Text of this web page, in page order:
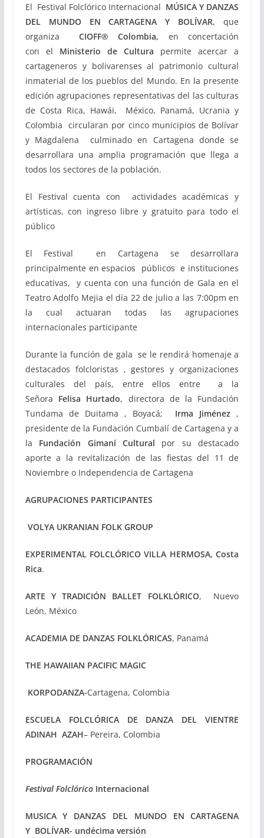
El Festival Folclórico Internacional MÚSICA Y DANZAS
DEL MUNDO EN CARTAGENA Y BOLÍVAR, que
organiza
CIOFF® Colombia, en concertación
con
el Ministerio de Cultura permite acercar a
cartageneros y bolivarenses al patrimonio cultural
inmaterial de los pueblos del Mundo. En la presente
edición agrupaciones representativas del las culturas
de Costa Rica, Hawái, México, Panamá, Ucrania y
Colombia circularan por cinco municipios de Bolívar
y Magdalena culminado en Cartagena donde se
desarrollara una amplia programación que llega a
todos los sectores de la población.
El Festival cuenta con actividades académicas y
artísticas, con ingreso libre y gratuito para todo el
público
El Festival en Cartagena se desarrollara
principalmente en espacios públicos e instituciones
educativas, y cuenta con una función de Gala en el
Teatro Adolfo Mejia el día 22 de julio a las 7:00pm en
la cual actuaran todas las agrupaciones
internacionales participante
Durante la función de gala se le rendirá homenaje a
destacados folcloristas , gestores y organizaciones
culturales del país, entre ellos entre a la
Señora Felisa Hurtado, directora de la Fundación
Tundama de Duitama , Boyacá; Irma Jiménez ,
presidente de la Fundación Cumbalí de Cartagena y a
la Fundación Gimaní Cultural por su destacado
aporte a la revitalización de las fiestas del 11 de
Noviembre o Independencia de Cartagena
AGRUPACIONES PARTICIPANTES
VOLYA UKRANIAN FOLK GROUP
EXPERIMENTAL FOLCLÓRICO VILLA HERMOSA, Costa
Rica.
ARTE Y TRADICIÓN BALLET FOLKLÓRICO, Nuevo
León, México
ACADEMIA DE DANZAS FOLKLÓRICAS, Panamá
THE HAWAIIAN PACIFIC MAGIC
KORPODANZA-Cartagena, Colombia
ESCUELA FOLCLÓRICA DE DANZA DEL VIENTRE
ADINAH AZAH– Pereira, Colombia
PROGRAMACIÓN
Festival FolclóricoInternacional
MUSICA Y DANZAS DEL MUNDO EN CARTAGENA
Y BOLÍVAR- undécima versión